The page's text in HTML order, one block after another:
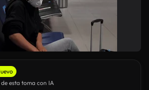
esta toma con IA